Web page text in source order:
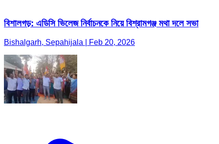
বিশালগড়: এডিসি ভিলেজ নির্বাচনকে নিয়ে বিশ্রামগঞ্জ মথা দলে সভা
Bishalgarh, Sepahijala | Feb 20, 2026